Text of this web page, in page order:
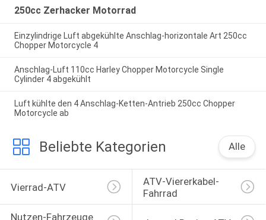
250cc Zerhacker Motorrad
Einzylindrige Luft abgekühlte Anschlag-horizontale Art 250cc
Chopper Motorcycle 4
Anschlag-Luft 110cc Harley Chopper Motorcycle Single
Cylinder 4 abgekühlt
Luft kühlte den 4 Anschlag-Ketten-Antrieb 250cc Chopper
Motorcycle ab
Beliebte Kategorien Alle
Vierrad-ATV
ATV-Viererkabel-
Fahrrad
Nutzen-Fahrzeuge